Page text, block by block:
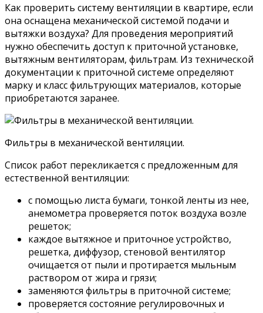
Как проверить систему вентиляции в квартире, если
она оснащена механической системой подачи и
вытяжки воздуха? Для проведения мероприятий
нужно обеспечить доступ к приточной установке,
вытяжным вентиляторам, фильтрам. Из технической
документации к приточной системе определяют
марку и класс фильтрующих материалов, которые
приобретаются заранее.
Фильтры в механической вентиляции.
Список работ перекликается с предложенным для
естественной вентиляции:
с помощью листа бумаги, тонкой ленты из нее,
анемометра проверяется поток воздуха возле
решеток;
каждое вытяжное и приточное устройство,
решетка, диффузор, стеновой вентилятор
очищается от пыли и протирается мыльным
раствором от жира и грязи;
заменяются фильтры в приточной системе;
проверяется состояние регулировочных и